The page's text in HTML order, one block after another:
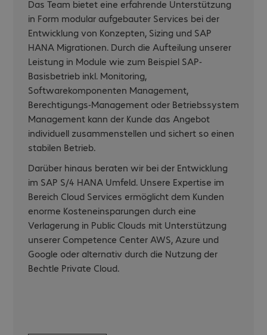
Das Team bietet eine erfahrende Unterstützung
in Form modular aufgebauter Services bei der
Entwicklung von Konzepten, Sizing und SAP
HANA Migrationen. Durch die Aufteilung unserer
Leistung in Module wie zum Beispiel SAP-
Basisbetrieb inkl. Monitoring,
Softwarekomponenten Management,
Berechtigungs-Management oder Betriebssystem
Management kann der Kunde das Angebot
individuell zusammenstellen und sichert so einen
stabilen Betrieb.
Darüber hinaus beraten wir bei der Entwicklung
im SAP S/4 HANA Umfeld. Unsere Expertise im
Bereich Cloud Services ermöglicht dem Kunden
enorme Kosteneinsparungen durch eine
Verlagerung in Public Clouds mit Unterstützung
unserer Competence Center AWS, Azure und
Google oder alternativ durch die Nutzung der
Bechtle Private Cloud.